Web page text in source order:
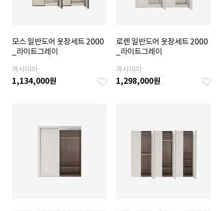
모스 일반도어 옷장세트 2000
_라이트그레이
까사미아
1,134,000원
로렌 일반도어 옷장세트 2000
_라이트그레이
까사미아
1,298,000원